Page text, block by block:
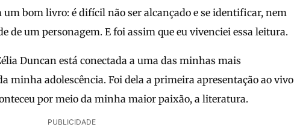
um bom livro: é difícil não ser alcançado e se identificar, nem
de um personagem. E foi assim que eu vivenciei essa leitura.
Duncan está conectada a uma das minhas mais
minha adolescência. Foi dela a primeira apresentação ao vivo
por meio da minha maior paixão, a literatura.
PUBLICIDADE